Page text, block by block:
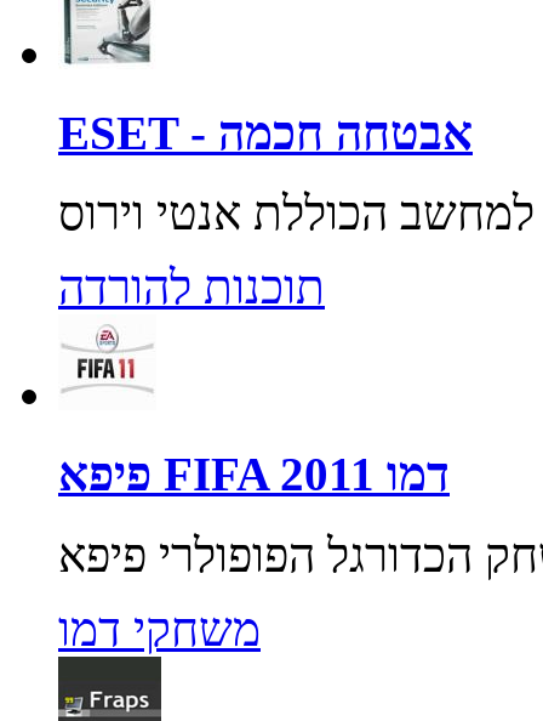
ESET - אבטחה חכמה
תוכנות להורדה
פיפא FIFA 2011 דמו
משחקי דמו